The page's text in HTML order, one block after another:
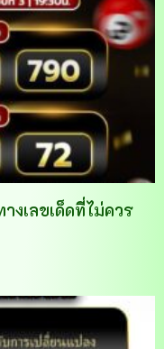
เลขเด็ดที่ไม่ควร